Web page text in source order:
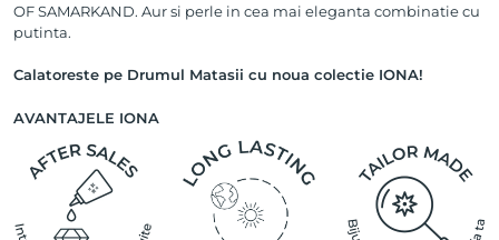
OF SAMARKAND. Aur si perle in cea mai eleganta combinatie cu
putinta.
Calatoreste pe Drumul Matasii cu noua colectie IONA!
AVANTAJELE IONA